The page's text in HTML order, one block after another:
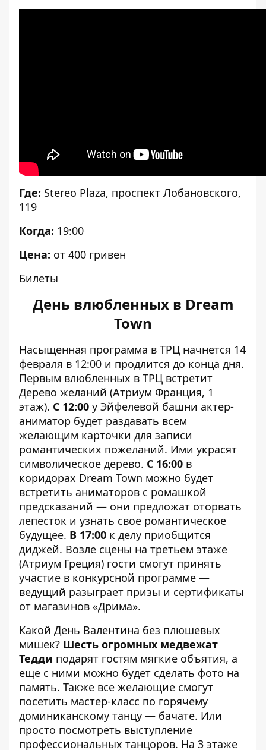
Где: Stereo Plaza, проспект Лобановского,
119
Когда: 19:00
Цена: от 400 гривен
Билеты
День влюбленных в Dream
Town
Насыщенная программа в ТРЦ начнется 14
февраля в 12:00 и продлится до конца дня.
Первым влюбленных в ТРЦ встретит
Дерево желаний (Атриум Франция, 1
этаж). С 12:00 у Эйфелевой башни актер-
аниматор будет раздавать всем
желающим карточки для записи
романтических пожеланий. Ими украсят
символическое дерево. С 16:00 в
коридорах Dream Town можно будет
встретить аниматоров с ромашкой
предсказаний — они предложат оторвать
лепесток и узнать свое романтическое
будущее. В 17:00 к делу приобщится
диджей. Возле сцены на третьем этаже
(Атриум Греция) гости смогут принять
участие в конкурсной программе —
ведущий разыграет призы и сертификаты
от магазинов «Дрима».
Какой День Валентина без плюшевых
мишек? Шесть огромных медвежат
Тедди подарят гостям мягкие объятия, а
еще с ними можно будет сделать фото на
память. Также все желающие смогут
посетить мастер-класс по горячему
доминиканскому танцу — бачате. Или
просто посмотреть выступление
профессиональных танцоров. На 3 этаже